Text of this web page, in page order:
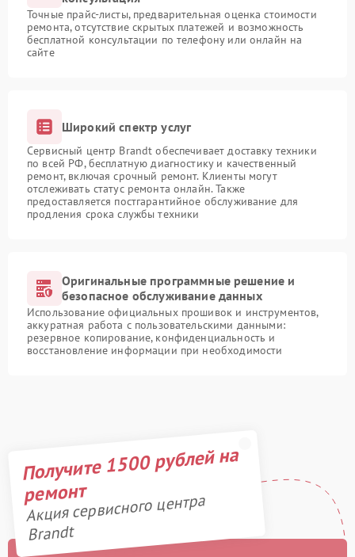
Точные прайс-листы, предварительная оценка стоимости
ремонта, отсутствие скрытых платежей и возможность
бесплатной консультации по телефону или онлайн на
сайте
Широкий спектр услуг
Сервисный центр Brandt обеспечивает доставку техники
по всей РФ, бесплатную диагностику и качественный
ремонт, включая срочный ремонт. Клиенты могут
отслеживать статус ремонта онлайн. Также
предоставляется постгарантийное обслуживание для
продления срока службы техники
Оригинальные программные решение и
безопасное обслуживание данных
Использование официальных прошивок и инструментов,
аккуратная работа с пользовательскими данными:
резервное копирование, конфиденциальность и
восстановление информации при необходимости
Получите 1500 рублей на
ремонт
Акция сервисного центра
Brandt